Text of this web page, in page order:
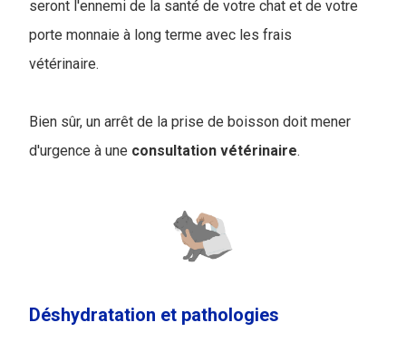
seront l'ennemi de la santé de votre chat et de votre
porte monnaie à long terme avec les frais
vétérinaire.
Bien sûr, un arrêt de la prise de boisson doit mener
d'urgence à une consultation vétérinaire.
Déshydratation et pathologies